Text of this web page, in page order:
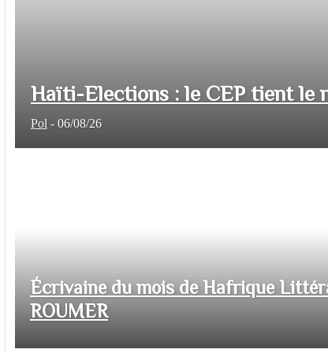
Haïti-Elections : le CEP tient le
Pol - 06/08/26
Écrivaine du mois de Hafrique
ROUMER